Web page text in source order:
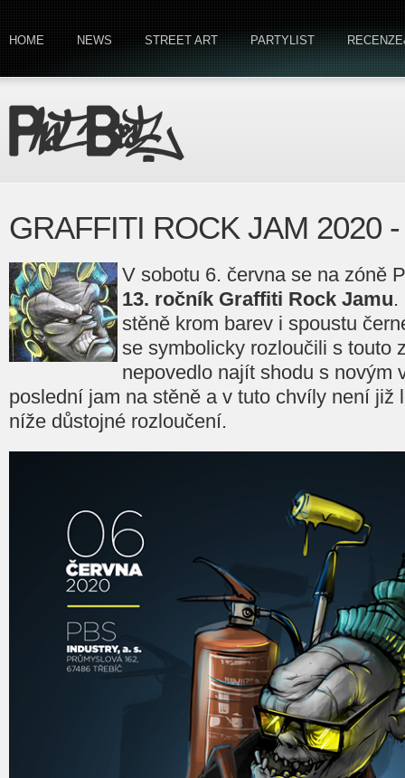
HOME NEWS STREET ART PARTYLIST
GRAFFITI ROCK JAM 2020
V sobotu 6. června se na zóně
13. ročník Graffiti Rock Jamu.
stěně krom barev i spoustu
se symbolicky rozloučili s touto
nepovedlo najít shodu s novým
poslední jam na stěně a v tuto chvíly není již
níže důstojné rozloučení.